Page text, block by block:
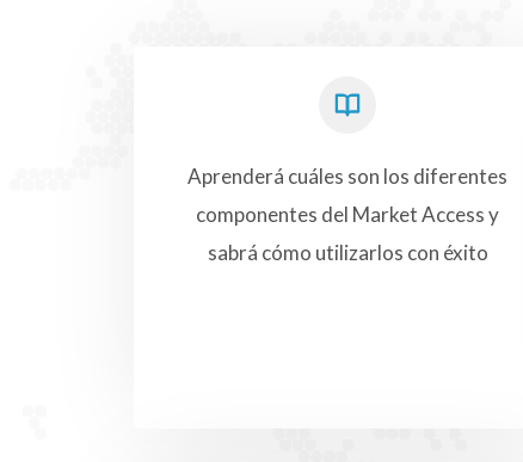
Aprenderá cuáles son los diferentes
componentes del Market Access y
sabrá cómo utilizarlos con éxito